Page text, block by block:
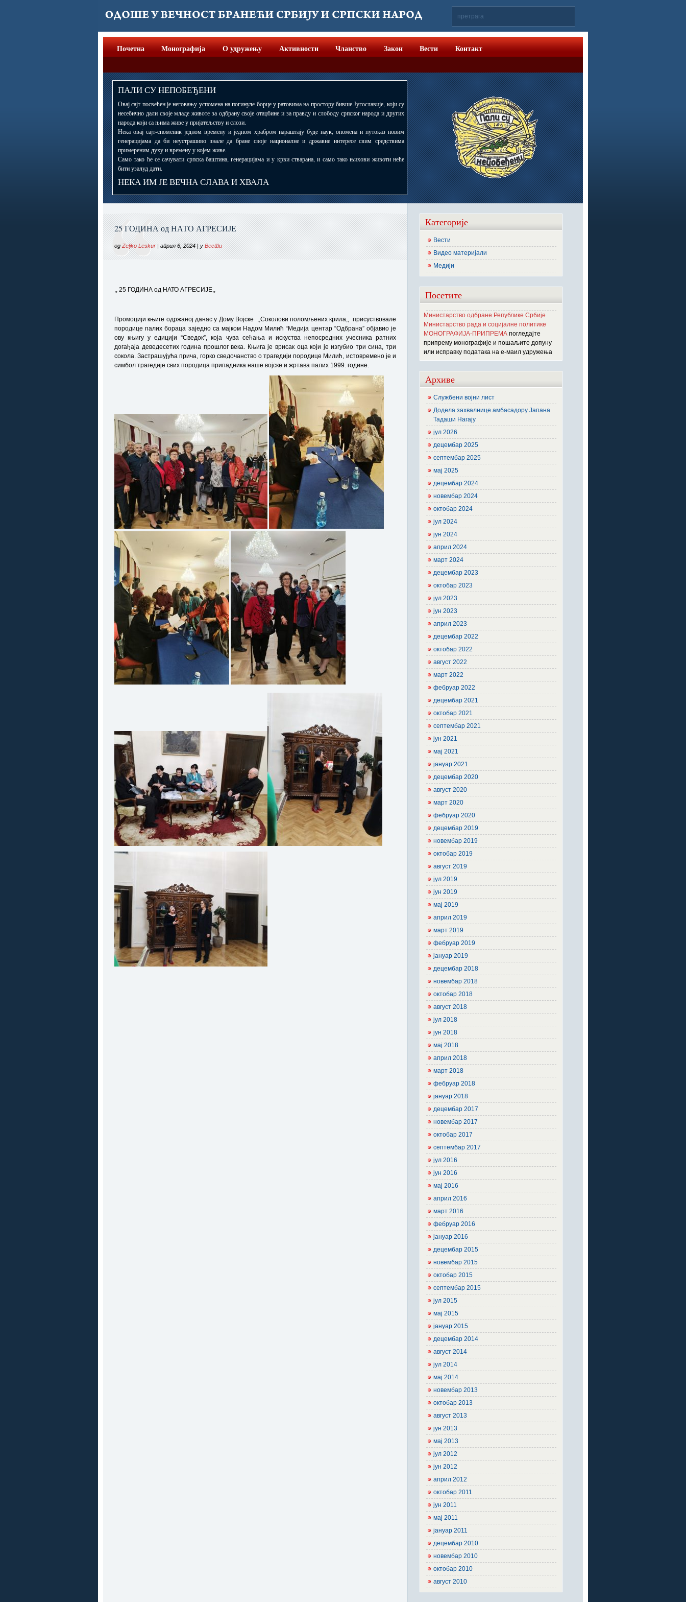
Почетна Монографија О удружењу Активности Чланство Закон Вести Контакт
ПАЛИ СУ НЕПОБЕЂЕНИ
Овај сајт посвећен је неговању успомена на погинуле борце у ратовима на простору бивше Југославије, који су
несебично дали своје младе животе за одбрану своје отаџбине и за правду и слободу српског народа и других
народа који са њима живе у пријатељству и слози.
Нека овај сајт-споменик једном времену и једном храбром нараштају буде наук, опомена и путоказ новим
генерацијама да би неустрашиво знале да бране своје националне и државне интересе свим средствима
примереним духу и времену у којем живе.
Само тако ће се сачувати српска баштина, генерацијама и у крви стварана, и само тако њихови животи неће
бити узалуд дати.
НЕКА ИМ ЈЕ ВЕЧНА СЛАВА И ХВАЛА
25 ГОДИНА од НАТО АГРЕСИЈЕ
од Zeljko Leskur| април 6, 2024 | уВести
,, 25 ГОДИНА од НАТО АГРЕСИЈЕ,,
Промоцији књиге одржаној данас у Дому Војске ,,Соколови поломљених крила,, присуствовале
породице палих бораца заједно са мајком Надом Милић “Медија центар “Одбрана” објавио је
ову књигу у едицији “Сведок”, која чува сећања и искуства непосредних учесника ратних
догађаја деведесетих година прошлог века. Књига је врисак оца који је изгубио три сина, три
сокола. Застрашујућа прича, горко сведочанство о трагедији породице Милић, истовремено је и
симбол трагедије свих породица припадника наше војске и жртава палих 1999. године.
Категорије
Вести
Видео материјали
Медији
Посетите
Министарство одбране Републике Србије
Министарство рада и социјалне политике
МОНОГРАФИЈА-ПРИПРЕМА погледајте
припрему монографије и пошаљите допуну
или исправку података на е-маил удружења
Архиве
Службени војни лист
Додела захвалнице амбасадору Јапана
Тадаши Нагају
јул 2026
децембар 2025
септембар 2025
мај 2025
децембар 2024
новембар 2024
октобар 2024
јул 2024
јун 2024
април 2024
март 2024
децембар 2023
октобар 2023
јул 2023
јун 2023
април 2023
децембар 2022
октобар 2022
август 2022
март 2022
фебруар 2022
децембар 2021
октобар 2021
септембар 2021
јун 2021
мај 2021
јануар 2021
децембар 2020
август 2020
март 2020
фебруар 2020
децембар 2019
новембар 2019
октобар 2019
август 2019
јул 2019
јун 2019
мај 2019
април 2019
март 2019
фебруар 2019
јануар 2019
децембар 2018
новембар 2018
октобар 2018
август 2018
јул 2018
јун 2018
мај 2018
април 2018
март 2018
фебруар 2018
јануар 2018
децембар 2017
новембар 2017
октобар 2017
септембар 2017
јул 2016
јун 2016
мај 2016
април 2016
март 2016
фебруар 2016
јануар 2016
децембар 2015
новембар 2015
октобар 2015
септембар 2015
јул 2015
мај 2015
јануар 2015
децембар 2014
август 2014
јул 2014
мај 2014
новембар 2013
октобар 2013
август 2013
јун 2013
мај 2013
јул 2012
јун 2012
април 2012
октобар 2011
јун 2011
мај 2011
јануар 2011
децембар 2010
новембар 2010
октобар 2010
август 2010